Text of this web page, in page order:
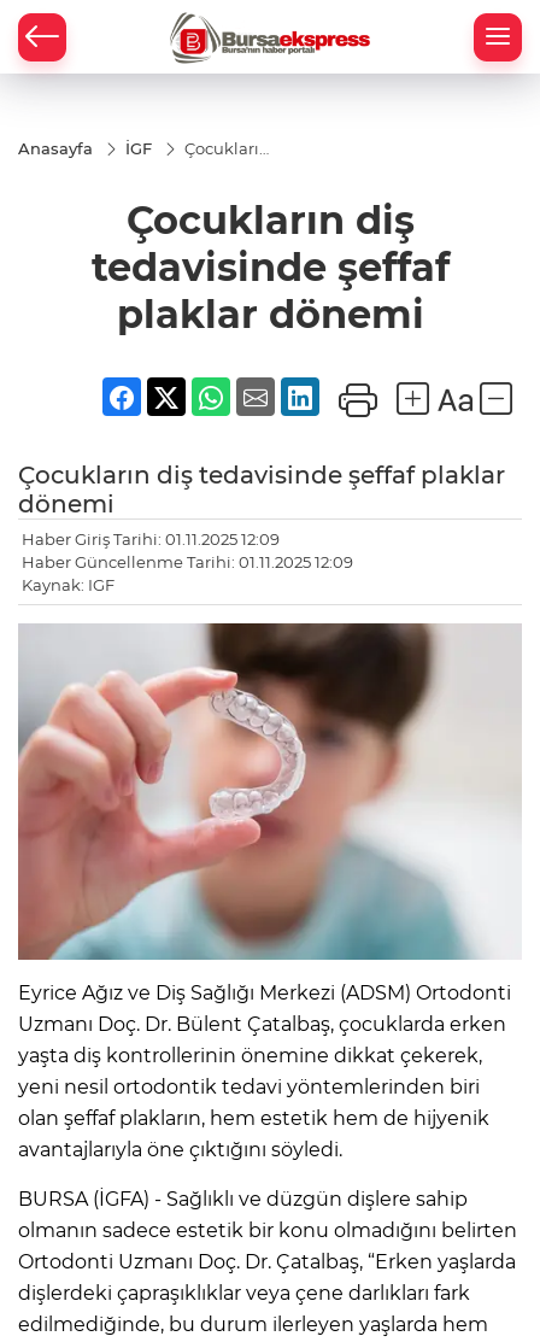
Anasayfa İGF
Çocukların
plaklar
Çocukların diş
tedavisinde şeffaf
plaklar dönemi
Çocukların diş tedavisinde şeffaf plaklar
dönemi
Haber Giriş Tarihi: 01.11.2025 12:09
Haber Güncellenme Tarihi: 01.11.2025 12:09
Kaynak: IGF
Eyrice Ağız ve Diş Sağlığı Merkezi (ADSM) Ortodonti
Uzmanı Doç. Dr. Bülent Çatalbaş, çocuklarda erken
yaşta diş kontrollerinin önemine dikkat çekerek,
yeni nesil ortodontik tedavi yöntemlerinden biri
olan şeffaf plakların, hem estetik hem de hijyenik
avantajlarıyla öne çıktığını söyledi.
BURSA (İGFA) - Sağlıklı ve düzgün dişlere sahip
olmanın sadece estetik bir konu olmadığını belirten
Ortodonti Uzmanı Doç. Dr. Çatalbaş, “Erken yaşlarda
dişlerdeki çapraşıklıklar veya çene darlıkları fark
edilmediğinde, bu durum ilerleyen yaşlarda hem